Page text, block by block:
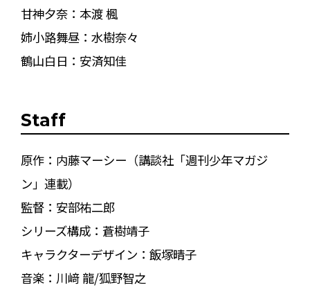
甘神夕奈：本渡 楓
姉小路舞昼：水樹奈々
鶴山白日：安済知佳
Staff
原作：内藤マーシー（講談社「週刊少年マガジ
ン」連載）
監督：安部祐二郎
シリーズ構成：蒼樹靖子
キャラクターデザイン：飯塚晴子
音楽：川﨑 龍/狐野智之